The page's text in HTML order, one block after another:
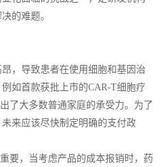
的难题。
，导致患者在使用细胞和基因治
如首款获批上市的CAR-T细胞疗
了大多数普通家庭的承受力。为了
来应该尽快制定明确的支付政
要，当考虑产品的成本报销时，药